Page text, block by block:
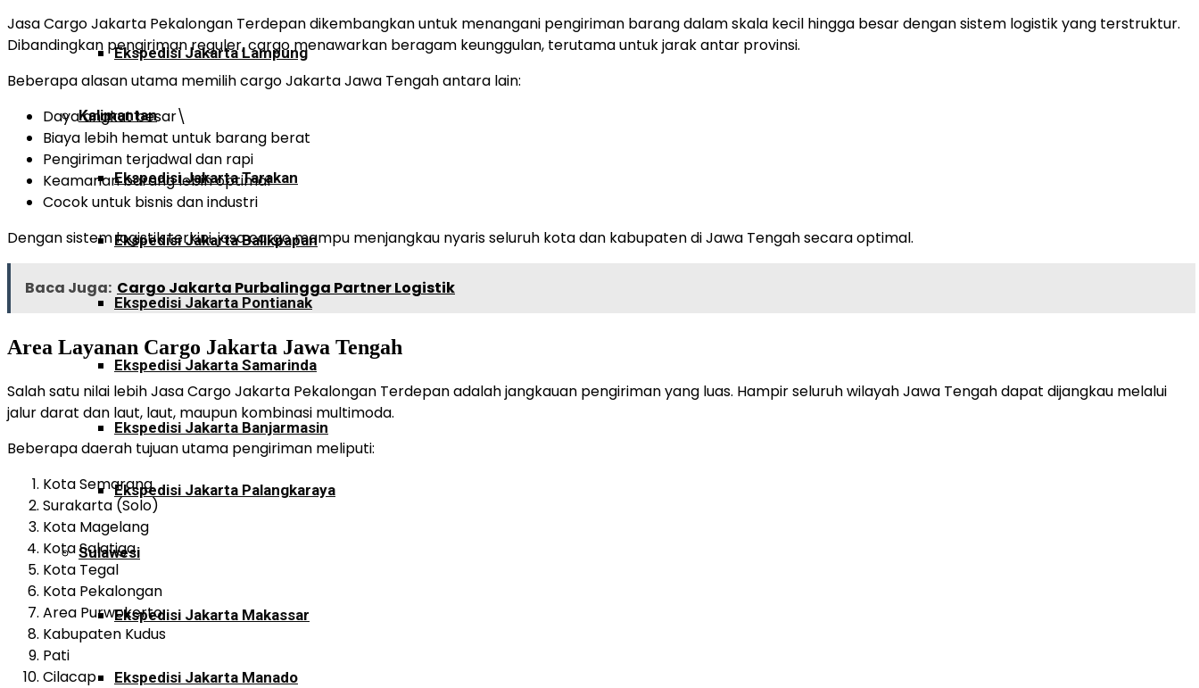
Ekspedisi Jakarta Lampung
Kalimantan
Ekspedisi Jakarta Tarakan
Ekspedisi Jakarta Balikpapan
Ekspedisi Jakarta Pontianak
Ekspedisi Jakarta Samarinda
Ekspedisi Jakarta Banjarmasin
Ekspedisi Jakarta Palangkaraya
Sulawesi
Ekspedisi Jakarta Makassar
Ekspedisi Jakarta Manado
Jasa Cargo Jakarta Pekalongan Terdepan dikembangkan untuk menangani pengiriman barang dalam skala kecil hingga besar dengan sistem logistik yang terstruktur.
Dibandingkan pengiriman reguler, cargo menawarkan beragam keunggulan, terutama untuk jarak antar provinsi.
Beberapa alasan utama memilih cargo Jakarta Jawa Tengah antara lain:
Daya angkut besar\
Biaya lebih hemat untuk barang berat
Pengiriman terjadwal dan rapi
Keamanan barang lebih optimal
Cocok untuk bisnis dan industri
Dengan sistem logistik terkini, jasa cargo mampu menjangkau nyaris seluruh kota dan kabupaten di Jawa Tengah secara optimal.
Baca Juga: Cargo Jakarta Purbalingga Partner Logistik
Area Layanan Cargo Jakarta Jawa Tengah
Salah satu nilai lebih Jasa Cargo Jakarta Pekalongan Terdepan adalah jangkauan pengiriman yang luas. Hampir seluruh wilayah Jawa Tengah dapat dijangkau melalui
jalur darat dan laut, laut, maupun kombinasi multimoda.
Beberapa daerah tujuan utama pengiriman meliputi:
Kota Semarang
Surakarta (Solo)
Kota Magelang
Kota Salatiga
Kota Tegal
Kota Pekalongan
Area Purwokerto
Kabupaten Kudus
Pati
Cilacap